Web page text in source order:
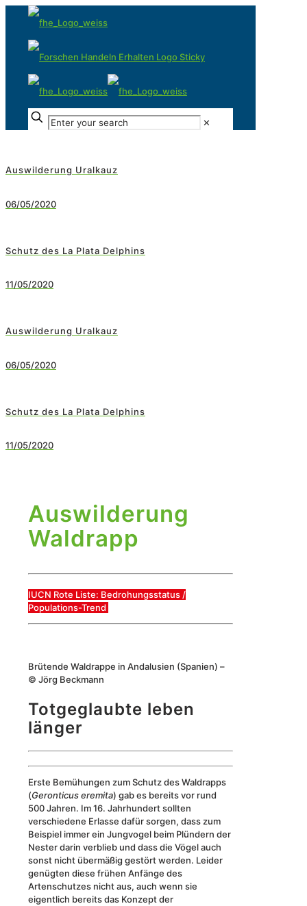
✕
Auswilderung Uralkauz
06/05/2020
Schutz des La Plata Delphins
11/05/2020
Auswilderung Uralkauz
06/05/2020
Schutz des La Plata Delphins
11/05/2020
Auswilderung
Waldrapp
IUCN Rote Liste: Bedrohungsstatus /
Populations-Trend
Brütende Waldrappe in Andalusien (Spanien) –
© Jörg Beckmann
Totgeglaubte leben
länger
Erste Bemühungen zum Schutz des Waldrapps
(Geronticus eremita) gab es bereits vor rund
500 Jahren. Im 16. Jahrhundert sollten
verschiedene Erlasse dafür sorgen, dass zum
Beispiel immer ein Jungvogel beim Plündern der
Nester darin verblieb und dass die Vögel auch
sonst nicht übermäßig gestört werden. Leider
genügten diese frühen Anfänge des
Artenschutzes nicht aus, auch wenn sie
eigentlich bereits das Konzept der